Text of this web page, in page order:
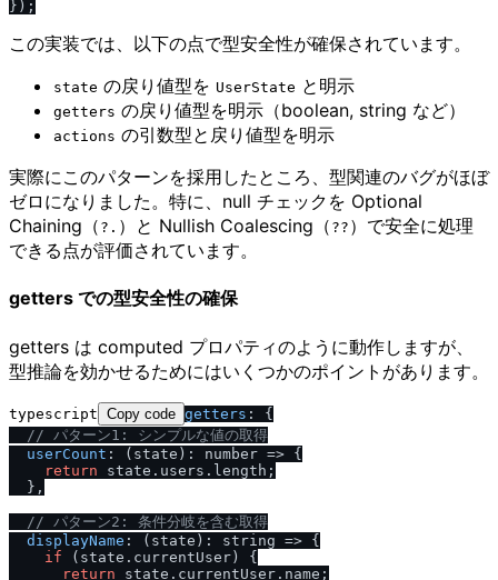
この実装では、以下の点で型安全性が確保されています。
state の戻り値型を UserState と明示
getters の戻り値型を明示（boolean, string など）
actions の引数型と戻り値型を明示
実際にこのパターンを採用したところ、型関連のバグがほぼ
ゼロになりました。特に、null チェックを Optional
Chaining（ ?. ）と Nullish Coalescing（ ?? ）で安全に処理
できる点が評価されています。
getters での型安全性の確保
getters は computed プロパティのように動作しますが、
型推論を効かせるためにはいくつかのポイントがあります。
typescript Copy code getters : {
/ / パターン1: シンプルな値の取得
userCount : (state): number => {
return state. users . length ;
  },
/ / パターン2: 条件分岐を含む取得
displayName : (state): string => {
if (state. currentUser) {
return state. currentUser . name ;